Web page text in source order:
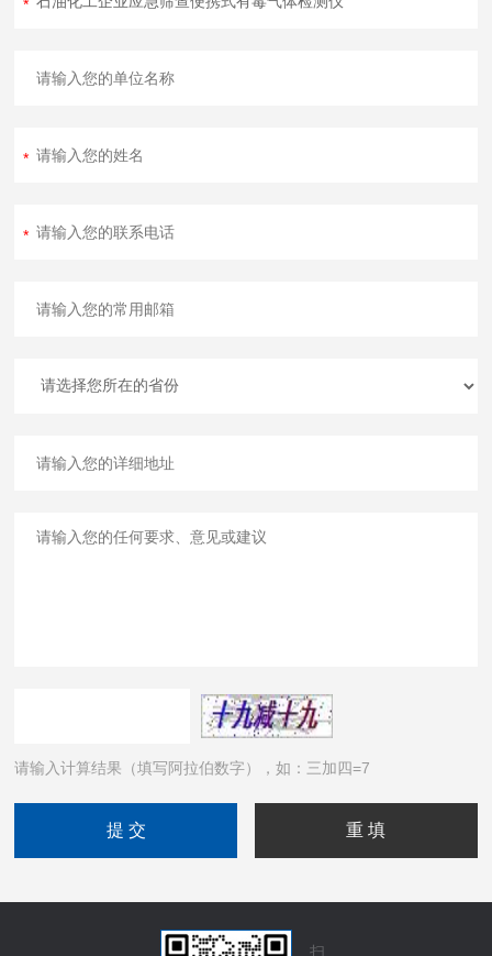
请输入计算结果（填写阿拉伯数字），如：三加四=7
扫